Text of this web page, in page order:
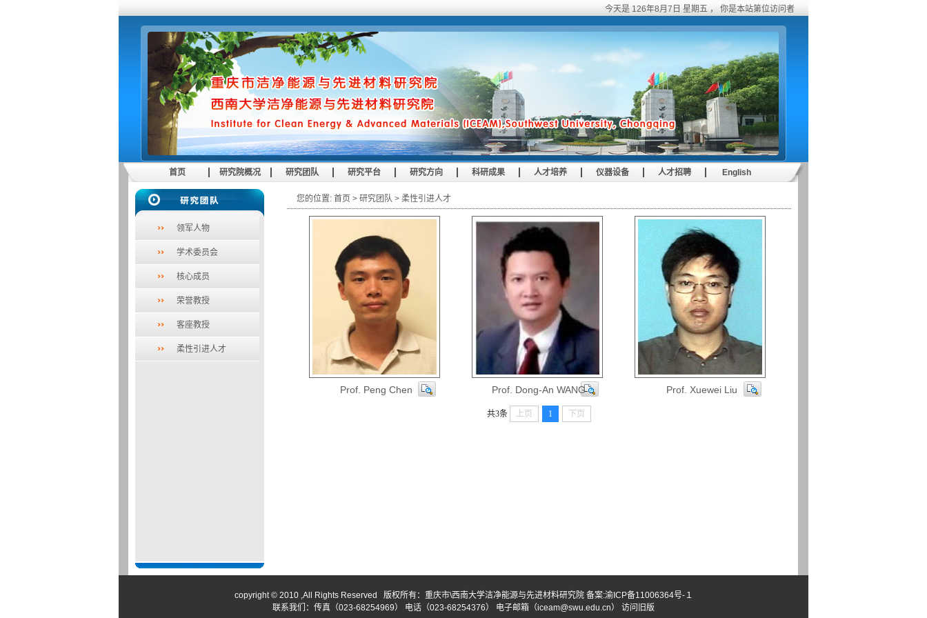
今天是 126年8月7日 星期五 ， 你是本站第位访问者
首页 研究院概况 研究团队 研究平台 研究方向 科研成果 人才培养 仪器设备 人才招聘 English
领军人物
学术委员会
核心成员
荣誉教授
客座教授
柔性引进人才
您的位置: 首页 > 研究团队 > 柔性引进人才
Prof. Peng Chen Prof. Dong-An WANG Prof. Xuewei Liu
共3条 上页 1 下页
copyright © 2010 ,All Rights Reserved 版权所有：重庆市\西南大学洁净能源与先进材料研究院 备案:渝ICP备11006364号-１
联系我们：传真（023-68254969） 电话（023-68254376） 电子邮箱（iceam@swu.edu.cn） 访问旧版